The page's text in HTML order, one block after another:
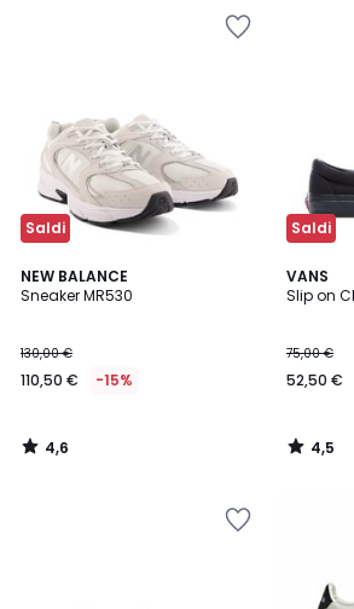
Saldi
NEW BALANCE
Sneaker MR530
130,00 €
110,50 € -15%
4,6
/ 5
4,6
/
Saldi
VANS
Slip on
75,00 €
52,50 €
4,5
/ 5
4,5
/